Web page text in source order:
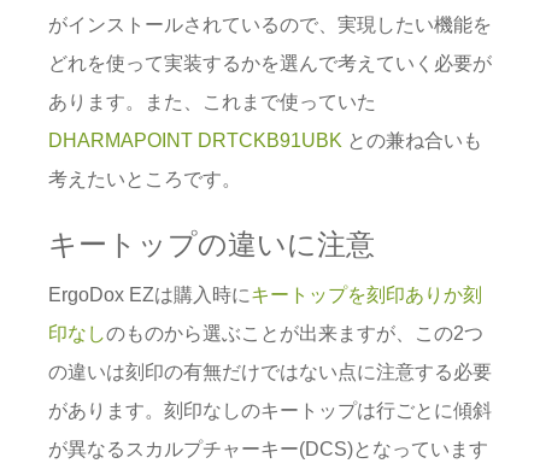
がインストールされているので、実現したい機能を
どれを使って実装するかを選んで考えていく必要が
あります。また、これまで使っていた
DHARMAPOINT DRTCKB91UBK との兼ね合いも
考えたいところです。
キートップの違いに注意
ErgoDox EZは購入時にキートップを刻印ありか刻
印なしのものから選ぶことが出来ますが、この2つ
の違いは刻印の有無だけではない点に注意する必要
があります。刻印なしのキートップは行ごとに傾斜
が異なるスカルプチャーキー(DCS)となっています